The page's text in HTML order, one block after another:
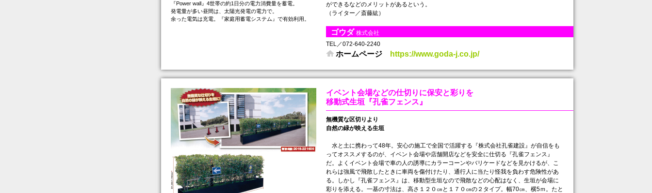
『Power wall』4世帯の約1日分の電力消費量を蓄電。
発電量が多い昼間は、太陽光発電の電力で。
余った電気は充電。『家庭用蓄電システム』で有効利用。
ができるなどのメリットがあるという。
（ライター／斎藤紘）
ゴウダ 株式会社
TEL／072-640-2240
ホームページ https://www.goda-j.co.jp/
イベント会場などの仕切りに保安と彩りを
移動式生垣『孔雀フェンス』
無機質な区切りより
自然の緑が映える生垣
水と土に携わって48年。安心の施工で全国で活躍する『株式会社孔雀建設』が自信をも
ってオススメするのが、イベント会場や店舗開店などを安全に仕切る『孔雀フェンス』
だ。よくイベント会場で車の人の誘導にカラーコーンやバリケードなどを見かけるが、こ
れらは強風で飛散したときに車両を傷付けたり、通行人に当たり怪我を負わす危険性があ
る。しかし『孔雀フェンス』は、移動型生垣なので飛散などの心配はなく、生垣が会場に
彩りを添える。一基の寸法は、高さ１２０㎝と１７０㎝の２タイプ。幅70㎝、横5ｍ。たと